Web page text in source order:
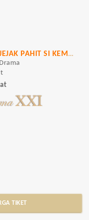
MAJU: JEJAK PAHIT SI KEMBANG GULA
TIKET